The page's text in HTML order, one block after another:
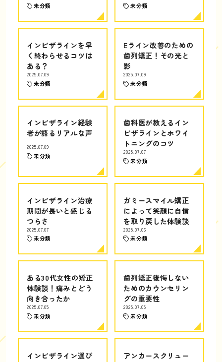
未分類 未分類
インビザラインを早
く終わらせるコツは
ある？
2025.07.09
未分類
Eライン改善のための
歯列矯正！その光と
影
2025.07.09
未分類
インビザライン経験
者が語るリアルな声
2025.07.09
未分類
歯科医が教えるイン
ビザラインとホワイ
トニングのコツ
2025.07.07
未分類
インビザライン治療
期間が長いと感じる
つらさ
2025.07.07
未分類
ガミースマイル矯正
によって笑顔に自信
を取り戻した体験談
2025.07.06
未分類
ある30代女性の矯正
体験談！痛みとどう
向き合ったか
2025.07.05
未分類
歯列矯正後悔しない
ためのカウンセリン
グの重要性
2025.07.05
未分類
インビザライン選び
アンカースクリュー